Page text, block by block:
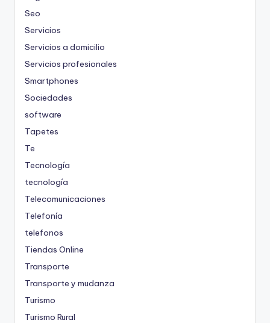
Seo
Servicios
Servicios a domicilio
Servicios profesionales
Smartphones
Sociedades
software
Tapetes
Te
Tecnología
tecnología
Telecomunicaciones
Telefonía
telefonos
Tiendas Online
Transporte
Transporte y mudanza
Turismo
Turismo Rural